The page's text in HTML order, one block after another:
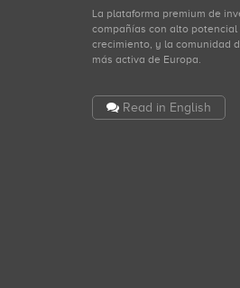
La plataforma premium de
compañías con alto potencial
crecimiento, y la comunidad
más activa de Europa.
Read in English